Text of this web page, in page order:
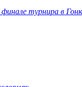
турнира в